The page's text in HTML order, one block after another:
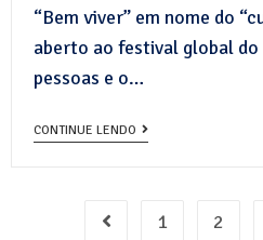
“Bem viver” em nome do
aberto ao festival global do
pessoas e o…
CONTINUE LENDO
1 2